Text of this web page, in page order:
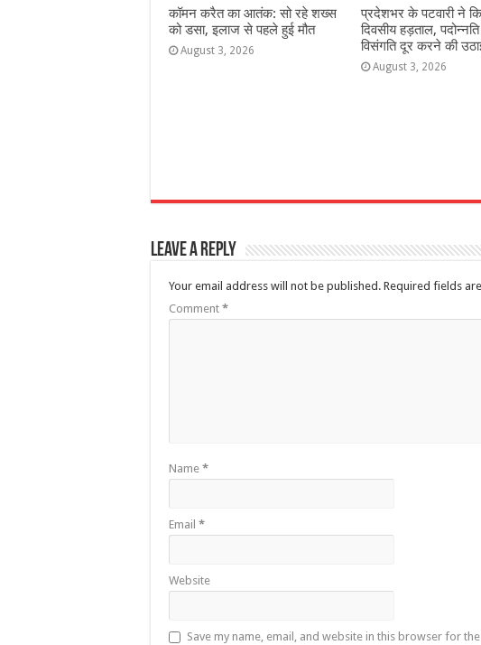
कॉमन करैत का आतंक: सो रहे शख्स
को डसा, इलाज से पहले हुई मौत
August 3, 2026
प्रदेशभर के पटवारी ने
दिवसीय हड़ताल,
विसंगति दूर करने की
August 3, 2026
Leave a Reply
Your email address will not be published. Required fields
Comment *
Name *
Email *
Website
Save my name, email, and website in this browser for